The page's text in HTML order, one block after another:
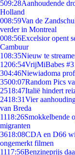
509:28Aanhoudende
Holland
008:59Van de
verder in Montreal
008:56Excelsior opent
Cambuur
108:35Nieuw te
1206:54VrijMiBabes
304:46Niewiadoma
3500:07Random Pics
2518:47Italië hindert
2418:31Vier
van Breda
1118:26Smokkelbende
migranten
3618:08CDA en D66
ongemerkt filmen
1117:56Benzineprijs